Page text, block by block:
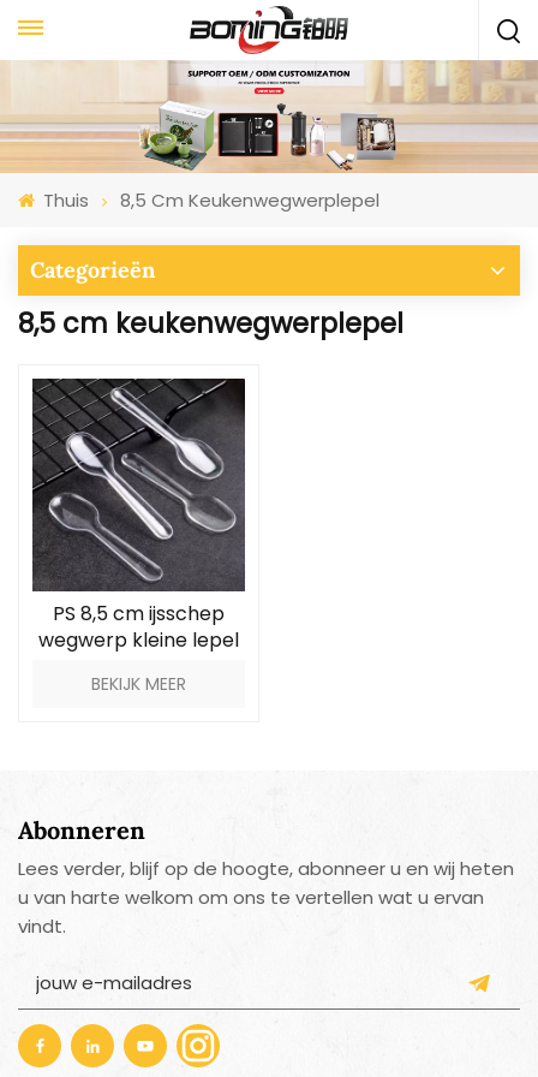
Thuis 8,5 Cm Keukenwegwerplepel
Categorieën
8,5 cm keukenwegwerplepel
PS 8,5 cm ijsschep
wegwerp kleine lepel
BEKIJK MEER
Abonneren
Lees verder, blijf op de hoogte, abonneer u en wij heten
u van harte welkom om ons te vertellen wat u ervan
vindt.